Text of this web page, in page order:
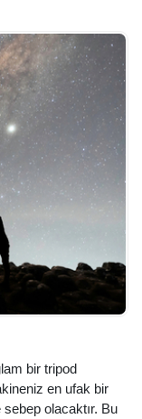
bir tripod
en ufak bir
sebep olacaktır. Bu